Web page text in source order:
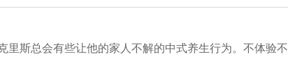
里斯总会有些让他的家人不解的中式养生行为。不体验不